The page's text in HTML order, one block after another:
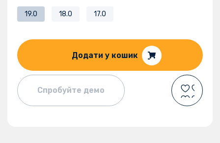
19.0 18.0 17.0
Додати у кошик
Спробуйте демо